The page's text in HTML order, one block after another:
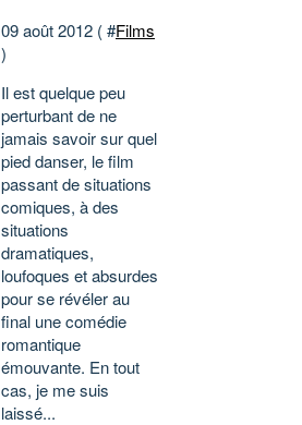
09 août 2012 ( #Films
)
Il est quelque peu
perturbant de ne
jamais savoir sur quel
pied danser, le film
passant de situations
comiques, à des
situations
dramatiques,
loufoques et absurdes
pour se révéler au
final une comédie
romantique
émouvante. En tout
cas, je me suis
laissé...